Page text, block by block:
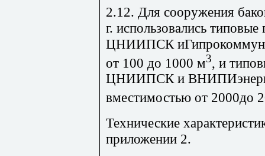
2.12. Для сооружения
г. использовались
ЦНИИПСК
от 100 до 1000 м3, и
ЦНИИПСК и
вместимостью от 2000до
Технические
приложении 2.